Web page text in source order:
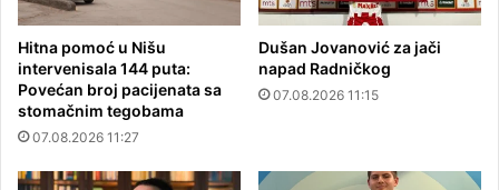
Hitna pomoć u Nišu
intervenisala 144 puta:
Povećan broj pacijenata sa
stomačnim tegobama
07.08.2026 11:27
Dušan Jovanović za jači
napad Radničkog
07.08.2026 11:15